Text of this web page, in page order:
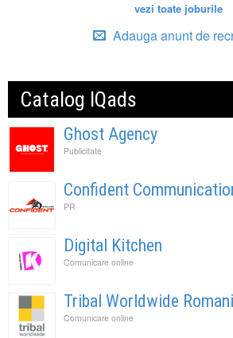
vezi toate joburile
Adauga anunt de
Catalog IQads
Ghost Agency
Publicitate
Confident
PR
Digital Kitchen
Comunicare online
Tribal Worldwide
Comunicare online